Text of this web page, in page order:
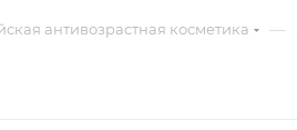
антивозрастная косметика —